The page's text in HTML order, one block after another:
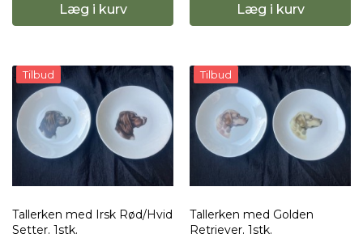
Læg i kurv Læg i kurv
Tilbud
Tallerken med Irsk Rød/Hvid
Setter. 1stk.
Tilbud
Tallerken med Golden
Retriever. 1stk.